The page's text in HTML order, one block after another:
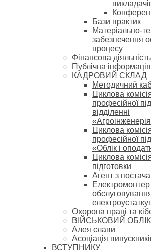
Бази практик
Матеріально-
забезпечення
процесу
Фінансова діяльність
Публічна інформація
КАДРОВИЙ СКЛАД
Методичний
Циклова
професійної
відділенні
Циклова
професійної
«Облік і
Циклова
підготовки
Агент з
Електромонтер
Охорона праці та
ВІЙСЬКОВИЙ ОБЛІК
Алея слави
Асоціація
ВСТУПНИКУ